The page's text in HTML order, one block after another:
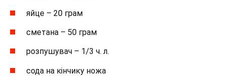
яйце – 20 грам
сметана – 50 грам
розпушувач – 1/3 ч. л.
сода на кінчику ножа